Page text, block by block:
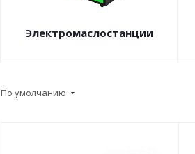
Электромаслостанции
По умолчанию